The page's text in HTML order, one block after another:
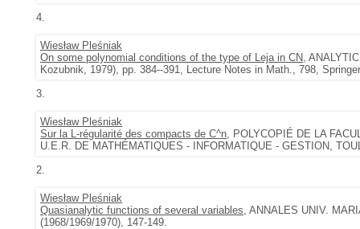
4.
Wiesław Pleśniak
On some polynomial conditions of the type of Leja in CN,
Kozubnik, 1979), pp. 384--391, Lecture Notes in Math., 798,
3.
Wiesław Pleśniak
Sur la L-régularité des compacts de C^n, POLYCOPIÉ DE LA
U.E.R. DE MATHÉMATIQUES - INFORMATIQUE - GESTION,
2.
Wiesław Pleśniak
Quasianalytic functions of several variables, ANNALES UNIV.
(1968/1969/1970), 147-149.